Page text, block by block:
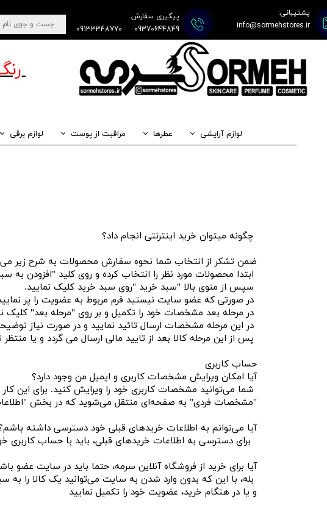
پشتیبانی:
info@sormehstores.ir
پیگیری سفارش:
09370644849
09133348770
لوازم آرایشی عطرها مراقبت از پوست لوازم برقی
چگونه میتوان خرید اینترنتی انجام داد؟
ضمن تشکر از انتخاب شما نحوه سفارش محصولات به شرح زیر
ابتدا محصولات مورد نظر را انتخاب کرده و روی کلید "افزودن به
سپس از منوی بالا "سبد خرید "روی سبد خرید کلیک نمایید.
در صورتی که عضو سایت نیستید فرم مربوط به عضویت را پر
در مرحله بعد مشخصات خود را تکمیل و بر روی "مرحله بعد" کلیک
در این مرحله مشخصات ارسال تائید نمایید و در صورت نیاز
پس از این مرحله کالا بعد از تایید مالی ارسال می گردد و یا
حساب کاربری
آیا امکان ویرایش مشخصات کاربری و ایمیل من وجود دارد؟
شما می‏‌توانید مشخصات کاربری خود را ویرایش کنید. برای این
"مشخصات فردی" به صفحه‏‌ای منتقل می‏‌شوید که در بخش "اطلاعات
آیا می‌‏توانم به اطلاعات خریدهای قبلی خود دسترسی داشته
برای دسترسی به اطلاعات خریدهای قبلی، باید با حساب
آیا برای خرید از فروشگاه آنلاین سرمه، حتما باید در سایت عضو
بله، با این که بدون وارد شدن به سایت می‏‌توانید یک کالا را
و یا در هنگام خرید، عضویت خود را تکمیل نمایید